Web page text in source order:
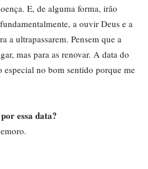
E, de alguma forma, irão
a ouvir Deus e a
a ultrapassarem. Pensem que a
mas para as renovar. A data do
especial no bom sentido porque me
essa data?